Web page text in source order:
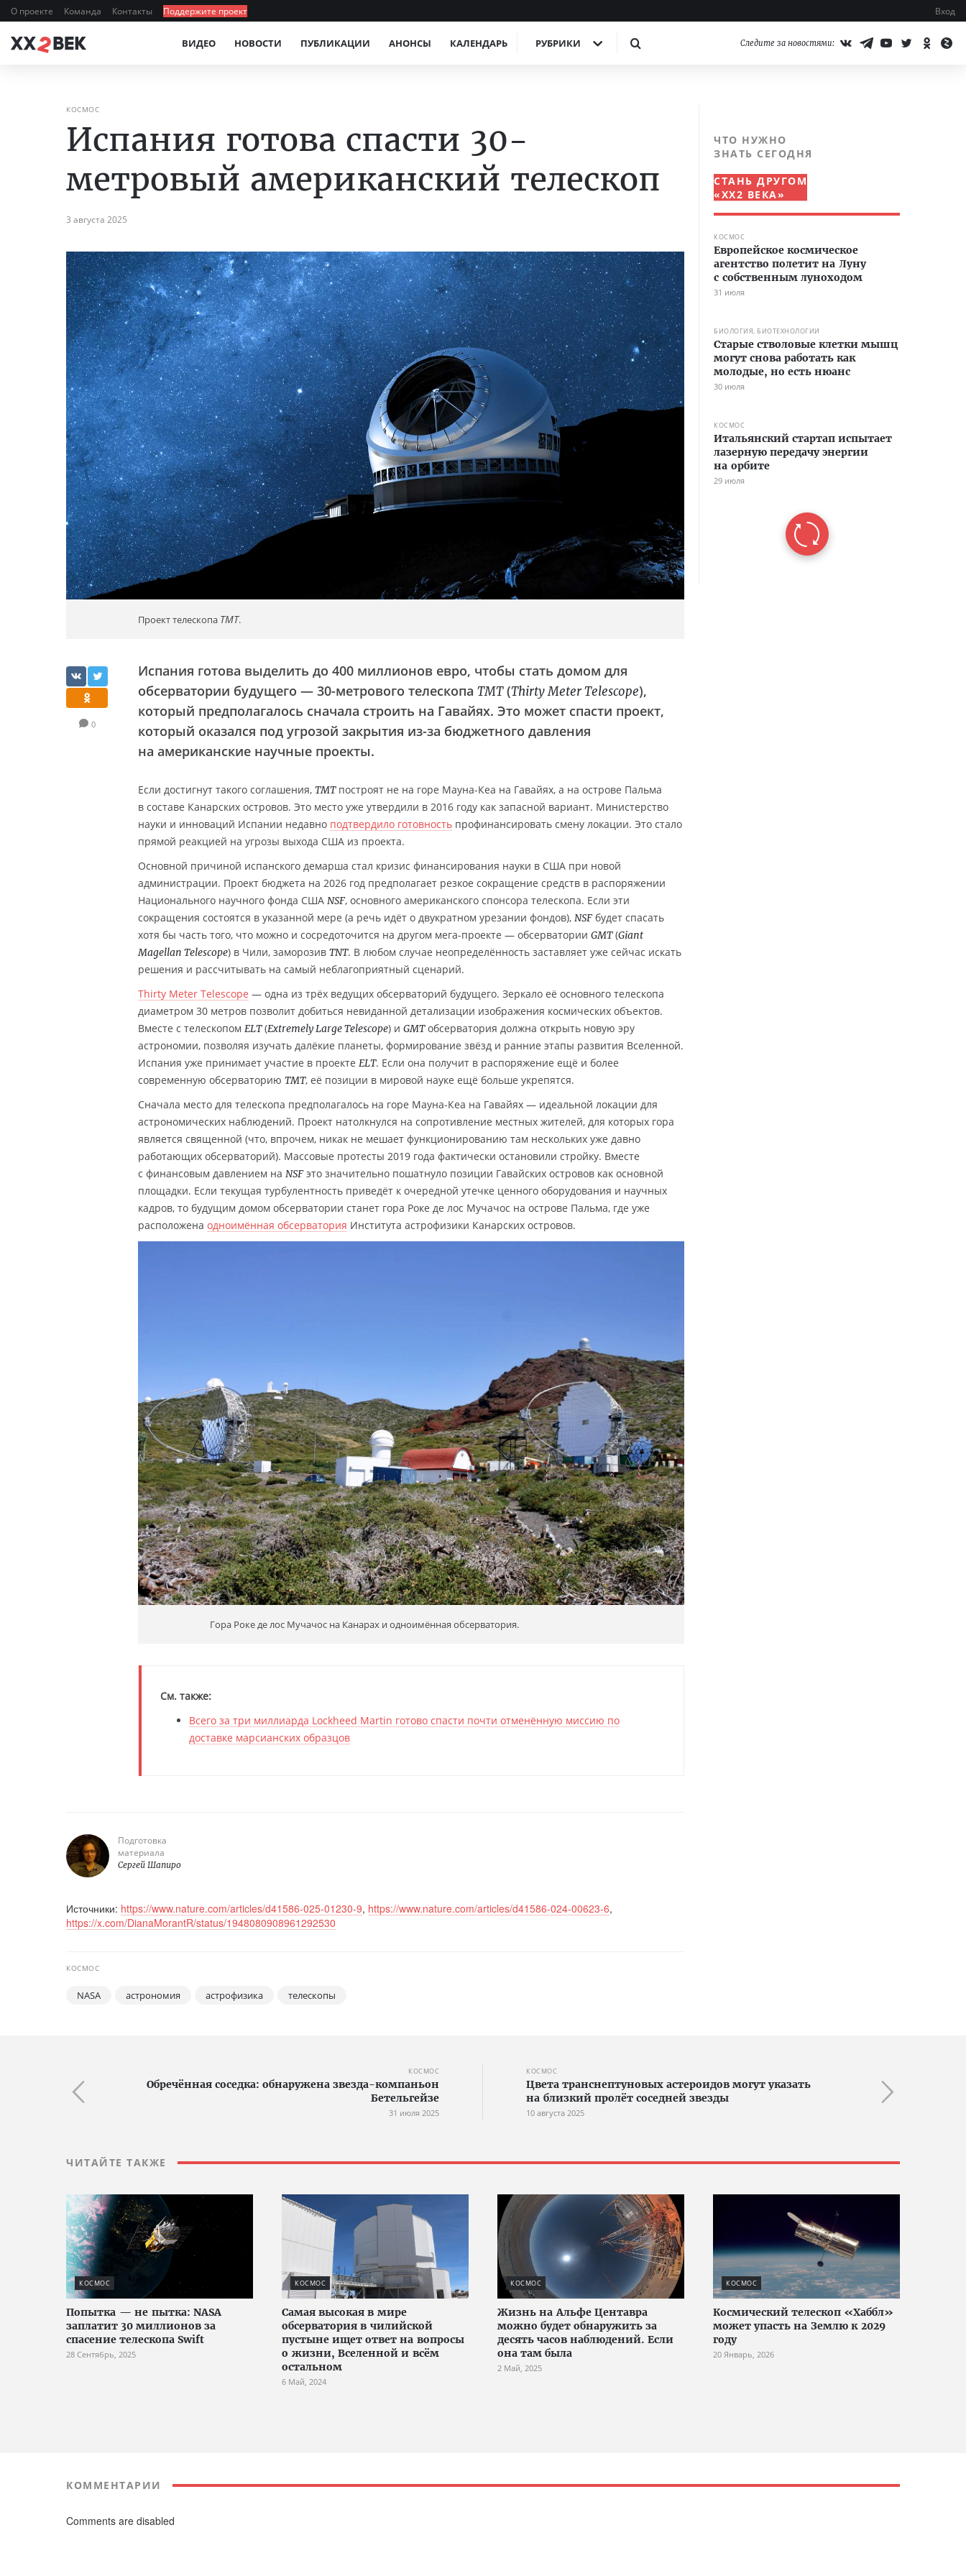
О проекте Команда Контакты Поддержите проект Вход
ВИДЕО НОВОСТИ ПУБЛИКАЦИИ АНОНСЫ КАЛЕНДАРЬ РУБРИКИ Следите за новостями:
КОСМОС
Испания готова спасти 30-
метровый американский телескоп
3 августа 2025
Проект телескопа TMT.
0
Испания готова выделить до 400 миллионов евро, чтобы стать домом для
обсерватории будущего — 30-метрового телескопа TMT(Thirty Meter Telescope),
который предполагалось сначала строить на Гавайях. Это может спасти проект,
который оказался под угрозой закрытия из-за бюджетного давления
на американские научные проекты.
Если достигнут такого соглашения, TMTпостроят не на горе Мауна-Кеа на Гавайях, а на острове Пальма
в составе Канарских островов. Это место уже утвердили в 2016 году как запасной вариант. Министерство
науки и инноваций Испании недавно подтвердило готовность профинансировать смену локации. Это стало
прямой реакцией на угрозы выхода США из проекта.
Основной причиной испанского демарша стал кризис финансирования науки в США при новой
администрации. Проект бюджета на 2026 год предполагает резкое сокращение средств в распоряжении
Национального научного фонда США NSF, основного американского спонсора телескопа. Если эти
сокращения состоятся в указанной мере (а речь идёт о двукратном урезании фондов), NSFбудет спасать
хотя бы часть того, что можно и сосредоточится на другом мега-проекте — обсерватории GMT(Giant
Magellan Telescope) в Чили, заморозив TNT. В любом случае неопределённость заставляет уже сейчас искать
решения и рассчитывать на самый неблагоприятный сценарий.
Thirty Meter Telescope — одна из трёх ведущих обсерваторий будущего. Зеркало её основного телескопа
диаметром 30 метров позволит добиться невиданной детализации изображения космических объектов.
Вместе с телескопом ELT(Extremely Large Telescope) и GMTобсерватория должна открыть новую эру
астрономии, позволяя изучать далёкие планеты, формирование звёзд и ранние этапы развития Вселенной.
Испания уже принимает участие в проекте ELT. Если она получит в распоряжение ещё и более
современную обсерваторию TMT, её позиции в мировой науке ещё больше укрепятся.
Сначала место для телескопа предполагалось на горе Мауна-Кеа на Гавайях — идеальной локации для
астрономических наблюдений. Проект натолкнулся на сопротивление местных жителей, для которых гора
является священной (что, впрочем, никак не мешает функционированию там нескольких уже давно
работающих обсерваторий). Массовые протесты 2019 года фактически остановили стройку. Вместе
с финансовым давлением на NSFэто значительно пошатнуло позиции Гавайских островов как основной
площадки. Если текущая турбулентность приведёт к очередной утечке ценного оборудования и научных
кадров, то будущим домом обсерватории станет гора Роке де лос Мучачос на острове Пальма, где уже
расположена одноимённая обсерватория Института астрофизики Канарских островов.
Гора Роке де лос Мучачос на Канарах и одноимённая обсерватория.
См. также:
Всего за три миллиарда Lockheed Martin готово спасти почти отменённую миссию по
доставке марсианских образцов
Подготовка
материала
Сергей Шапиро
Источники: https://www.nature.com/articles/d41586-025-01230-9, https://www.nature.com/articles/d41586-024-00623-6,
https://x.com/DianaMorantR/status/1948080908961292530
КОСМОС
NASA астрономия астрофизика телескопы
ЧТО НУЖНО
ЗНАТЬ СЕГОДНЯ
СТАНЬ ДРУГОМ
«XX2 ВЕКА»
КОСМОС
Европейское космическое
агентство полетит на Луну
с собственным луноходом
31 июля
БИОЛОГИЯ, БИОТЕХНОЛОГИИ
Старые стволовые клетки мышц
могут снова работать как
молодые, но есть нюанс
30 июля
КОСМОС
Итальянский стартап испытает
лазерную передачу энергии
на орбите
29 июля
КОСМОС
Обречённая соседка: обнаружена звезда-компаньон
Бетельгейзе
31 июля 2025
КОСМОС
Цвета транснептуновых астероидов могут указать
на близкий пролёт соседней звезды
10 августа 2025
ЧИТАЙТЕ ТАКЖЕ
КОСМОС
Попытка — не пытка: NASA
заплатит 30 миллионов за
спасение телескопа Swift
28 Сентябрь, 2025
КОСМОС
Самая высокая в мире
обсерватория в чилийской
пустыне ищет ответ на вопросы
о жизни, Вселенной и всём
остальном
6 Май, 2024
КОСМОС
Жизнь на Альфе Центавра
можно будет обнаружить за
десять часов наблюдений. Если
она там была
2 Май, 2025
КОСМОС
Космический телескоп «Хаббл»
может упасть на Землю к 2029
году
20 Январь, 2026
КОММЕНТАРИИ
Comments are disabled